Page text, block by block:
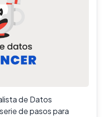
de Datos
de pasos para